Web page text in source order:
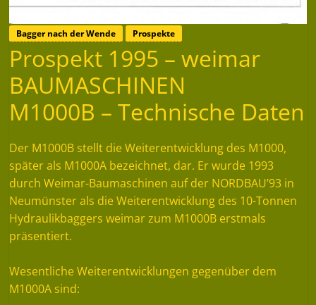
Bagger nach der Wende Prospekte
Prospekt 1995 – weimar
BAUMASCHINEN
M1000B – Technische Daten
Der M1000B stellt die Weiterentwicklung des M1000,
später als M1000A bezeichnet, dar. Er wurde 1993
durch Weimar-Baumaschinen auf der NORDBAU’93 in
Neumünster als die Weiterentwicklung des 10-Tonnen
Hydraulikbaggers weimar zum M1000B erstmals
präsentiert.
Wesentliche Weiterentwicklungen gegenüber dem
M1000A sind: